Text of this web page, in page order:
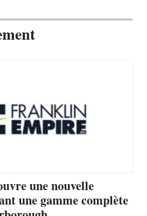
une nouvelle
une gamme complète